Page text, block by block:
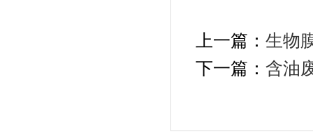
上一篇： 生物
下一篇： 含油